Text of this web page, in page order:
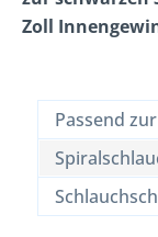
Zoll
Passend zur